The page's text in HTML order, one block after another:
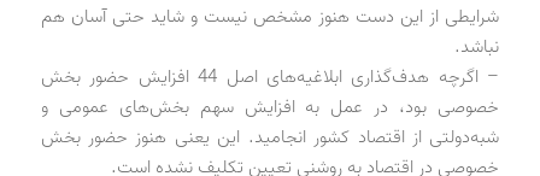
شرایطی از این دست هنوز مشخص نیست و شاید حتی آسان هم
نباشد.
– اگرچه هدف‌گذاری ابلاغیه‌های اصل 44 افزایش حضور بخش
خصوصی بود، در عمل به افزایش سهم بخش‌های عمومی و
شبه‌دولتی از اقتصاد کشور انجامید. این یعنی هنوز حضور بخش
خصوصی در اقتصاد به روشنی تعیین تکلیف نشده است.